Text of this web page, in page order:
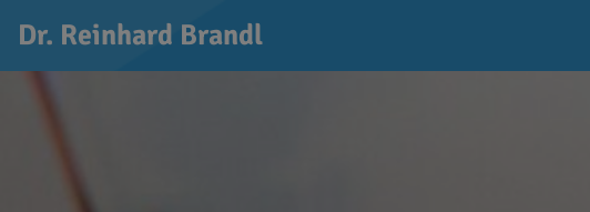
Dr. Reinhard Brandl